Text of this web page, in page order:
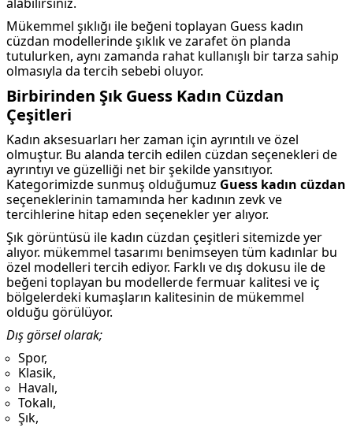
Mükemmel şıklığı ile beğeni toplayan Guess kadın
cüzdan modellerinde şıklık ve zarafet ön planda
tutulurken, aynı zamanda rahat kullanışlı bir tarza sahip
olmasıyla da tercih sebebi oluyor.
Birbirinden Şık Guess Kadın Cüzdan
Çeşitleri
Kadın aksesuarları her zaman için ayrıntılı ve özel
olmuştur. Bu alanda tercih edilen cüzdan seçenekleri de
ayrıntıyı ve güzelliği net bir şekilde yansıtıyor.
Kategorimizde sunmuş olduğumuz Guess kadın cüzdan
seçeneklerinin tamamında her kadının zevk ve
tercihlerine hitap eden seçenekler yer alıyor.
Şık görüntüsü ile kadın cüzdan çeşitleri sitemizde yer
alıyor. mükemmel tasarımı benimseyen tüm kadınlar bu
özel modelleri tercih ediyor. Farklı ve dış dokusu ile de
beğeni toplayan bu modellerde fermuar kalitesi ve iç
bölgelerdeki kumaşların kalitesinin de mükemmel
olduğu görülüyor.
Dış görsel olarak;
Spor,
Klasik,
Havalı,
Tokalı,
Şık,